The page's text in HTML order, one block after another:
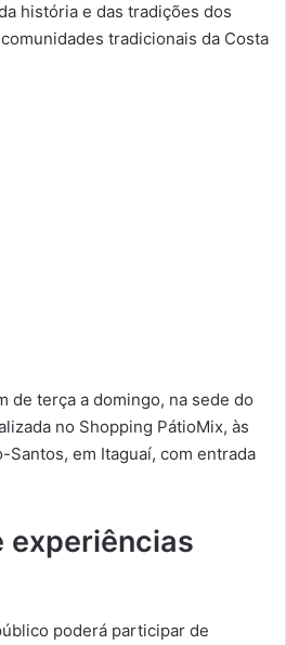
história e das tradições dos
tradicionais da Costa
de terça a domingo, na sede do
no Shopping PátioMix, às
Santos, em Itaguaí, com entrada
experiências
poderá participar de